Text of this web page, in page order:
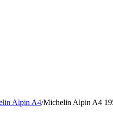
Alpin A4/Michelin Alpin A4